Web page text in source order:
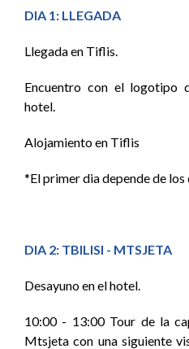
DIA 1: LLEGADA
Llegada en Tiflis.
Encuentro con el logotipo
hotel.
Alojamiento en Tiflis
*El primer dia depende de
DIA 2: TBILISI - MTSJETA
Desayuno en el hotel.
10:00 - 13:00 Tour de la
Mtsjeta con una siguiente